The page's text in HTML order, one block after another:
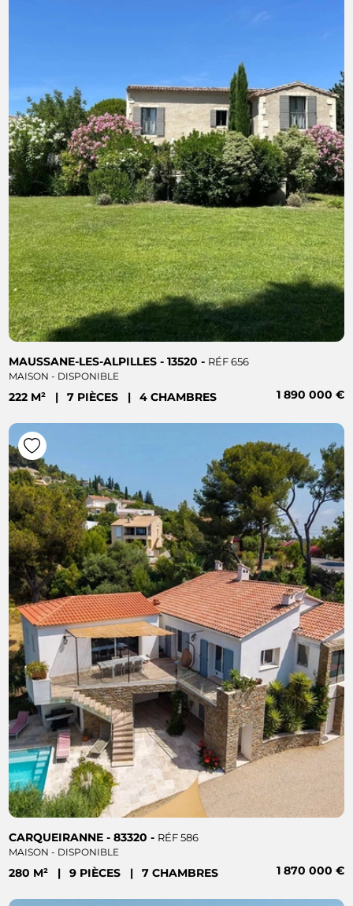
MAUSSANE-LES-ALPILLES - 13520 - RÉF 656
MAISON - DISPONIBLE
222 M² | 7 PIÈCES | 4 CHAMBRES 1 890 000 €
CARQUEIRANNE - 83320 - RÉF 586
MAISON - DISPONIBLE
280 M² | 9 PIÈCES | 7 CHAMBRES 1 870 000 €